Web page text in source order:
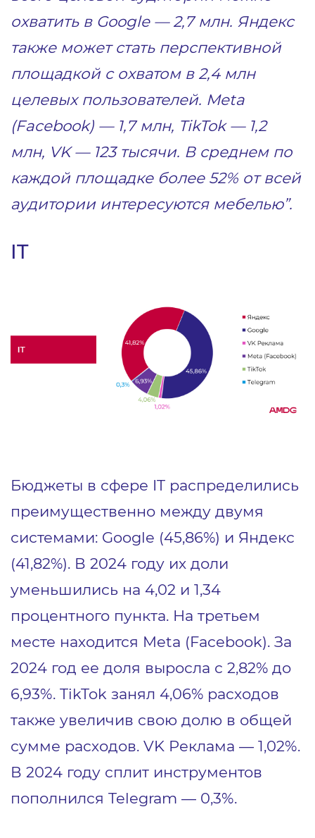
охватить в Google — 2,7 млн. Яндекс
также может стать перспективной
площадкой с охватом в 2,4 млн
целевых пользователей. Meta
(Facebook) — 1,7 млн, TikTok — 1,2
млн, VK — 123 тысячи. В среднем по
каждой площадке более 52% от всей
аудитории интересуются мебелью”.
IT
Бюджеты в сфере IT распределились
преимущественно между двумя
системами: Google (45,86%) и Яндекс
(41,82%). В 2024 году их доли
уменьшились на 4,02 и 1,34
процентного пункта. На третьем
месте находится Meta (Facebook). За
2024 год ее доля выросла с 2,82% до
6,93%. TikTok занял 4,06% расходов
также увеличив свою долю в общей
сумме расходов. VK Реклама — 1,02%.
В 2024 году сплит инструментов
пополнился Telegram — 0,3%.